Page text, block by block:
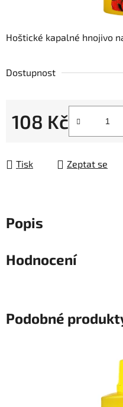
Hoštické kapalné hnojivo
Dostupnost
108 Kč
Tisk Zeptat se
Popis
Hodnocení
Podobné